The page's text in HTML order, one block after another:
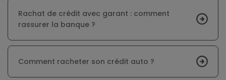
Rachat de crédit avec garant : comment
rassurer la banque ?
Comment racheter son crédit auto ?